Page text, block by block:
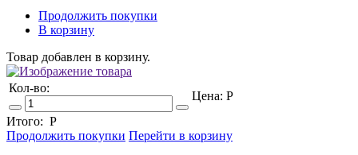
Продолжить покупки
В корзину
Товар добавлен в корзину.
Кол-во:
Цена: Р
Итого: Р
Продолжить покупки Перейти в корзину